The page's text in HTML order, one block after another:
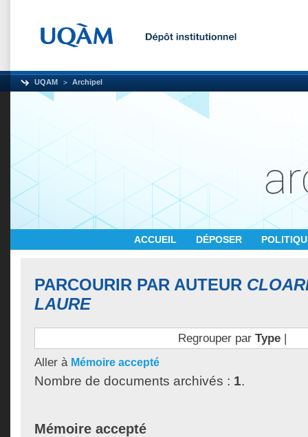
UQAM Archipel
ACCUEIL DÉPOSER
PARCOURIR PAR AUTEUR
LAURE
Regrouper par Type|
Aller à Mémoire accepté
Nombre de documents archivés : 1.
Mémoire accepté